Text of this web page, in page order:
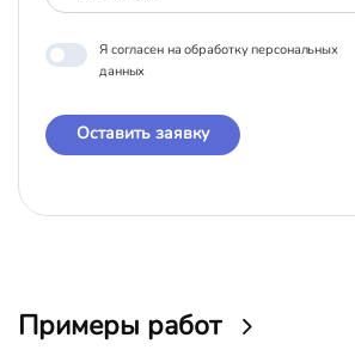
Я согласен на обработку персональных
данных
Оставить заявку
Примеры работ